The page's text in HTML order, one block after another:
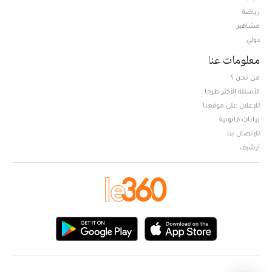
رياضة
مشاهير
دولي
معلومات عنا
من نحن ؟
الأسئلة الأكثر طرحا
للإعلان على موقعنا
بيانات قانونية
للإتصال بنا
أرشيف